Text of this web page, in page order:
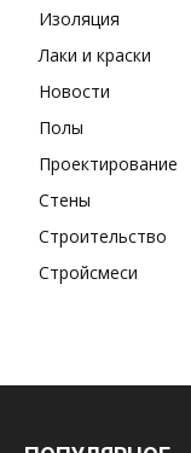
Изоляция
Лаки и краски
Новости
Полы
Проектирование
Стены
Строительство
Стройсмеси